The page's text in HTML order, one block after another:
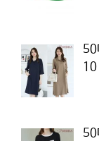
50
50